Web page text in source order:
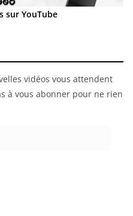
sur YouTube
vidéos vous attendent
à vous abonner pour ne rien